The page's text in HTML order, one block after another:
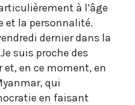
à l’âge
et la personnalité.
dernier dans la
suis proche des
en ce moment, en
qui
en faisant